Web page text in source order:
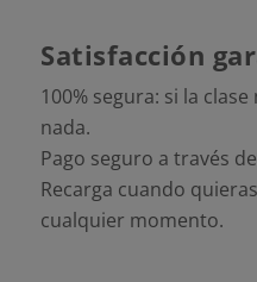
Satisfacción
100% segura: si la
nada.
Pago seguro a través
Recarga cuando
cualquier momento.